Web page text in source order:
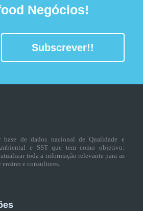
Negócios!
Subscrever!!
de dados nacional de Qualidade e
e SST que tem como objetivo:
toda a informação relevante para as
ensino e consultores.